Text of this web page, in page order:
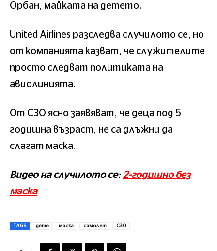
Орбан, майката на детето.
United Airlines разследва случилото се, но
от компанията казват, че служителите
просто следват политиката на
авиолинията.
От СЗО ясно заявяват, че деца под 5
годишна възраст, не са длъжни да
слагат маска.
Видео на случилото се: 2-годишно без
маска
TAGS дете маска самолет СЗО